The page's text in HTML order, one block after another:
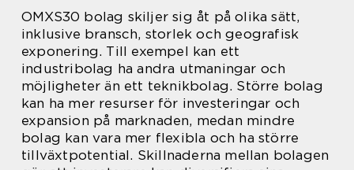
OMXS30 bolag skiljer sig åt på olika sätt,
inklusive bransch, storlek och geografisk
exponering. Till exempel kan ett
industribolag ha andra utmaningar och
möjligheter än ett teknikbolag. Större bolag
kan ha mer resurser för investeringar och
expansion på marknaden, medan mindre
bolag kan vara mer flexibla och ha större
tillväxtpotential. Skillnaderna mellan bolagen